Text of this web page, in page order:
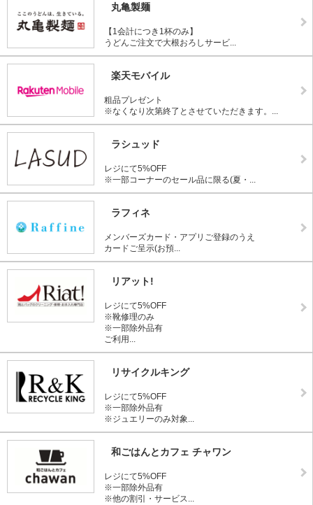
丸亀製麺
【1会計につき1杯のみ】
うどんご注文で大根おろしサービ...
楽天モバイル
粗品プレゼント
※なくなり次第終了とさせていただきます。...
ラシュッド
レジにて5%OFF
※一部コーナーのセール品に限る(夏・...
ラフィネ
メンバーズカード・アプリご登録のうえ
カードご呈示(お預...
リアット!
レジにて5%OFF
※靴修理のみ
※一部除外品有
ご利用...
リサイクルキング
レジにて5%OFF
※一部除外品有
※ジュエリーのみ対象...
和ごはんとカフェ チャワン
レジにて5%OFF
※一部除外品有
※他の割引・サービス...